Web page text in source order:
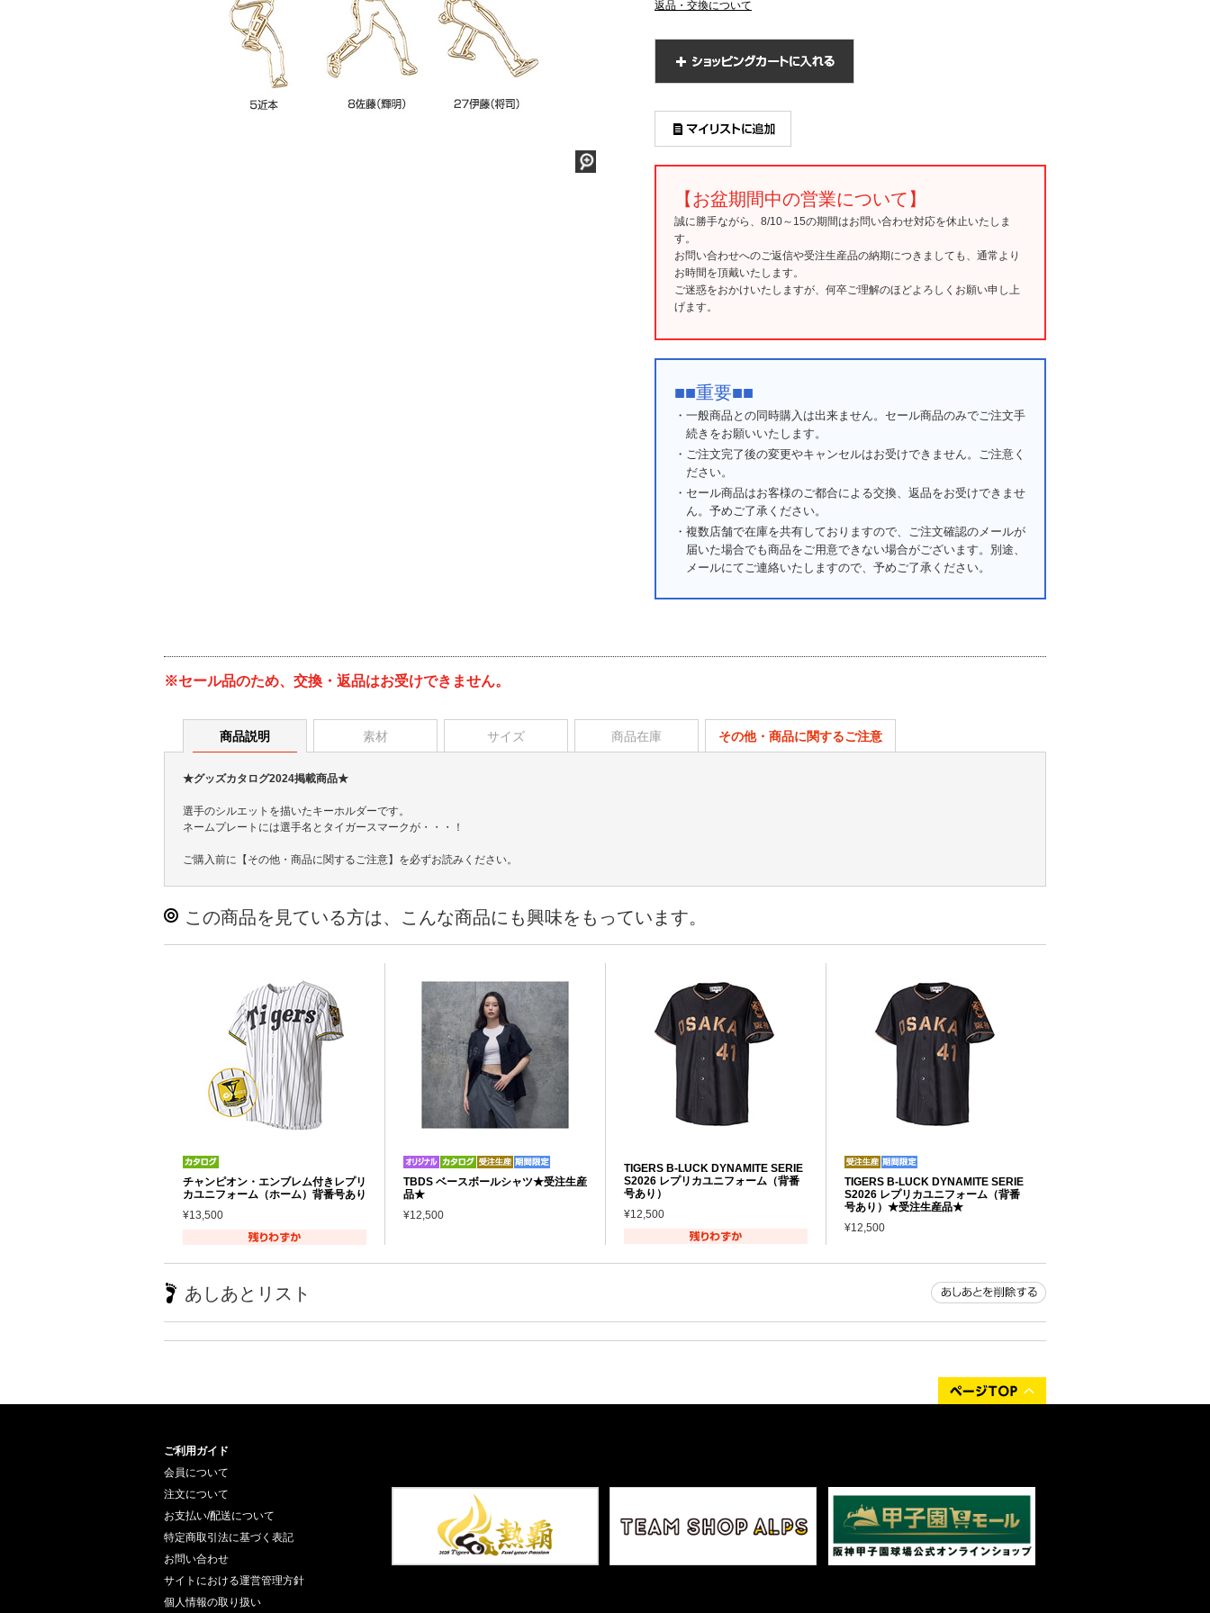
返品・交換について
【お盆期間中の営業について】
誠に勝手ながら、8/10～15の期間はお問い合わせ対応を休止いたしま
す。
お問い合わせへのご返信や受注生産品の納期につきましても、通常より
お時間を頂戴いたします。
ご迷惑をおかけいたしますが、何卒ご理解のほどよろしくお願い申し上
げます。
■■重要■■
・一般商品との同時購入は出来ません。セール商品のみでご注文手
続きをお願いいたします。
・ご注文完了後の変更やキャンセルはお受けできません。ご注意く
ださい。
・セール商品はお客様のご都合による交換、返品をお受けできませ
ん。予めご了承ください。
・複数店舗で在庫を共有しておりますので、ご注文確認のメールが
届いた場合でも商品をご用意できない場合がございます。別途、
メールにてご連絡いたしますので、予めご了承ください。
※セール品のため、交換・返品はお受けできません。
商品説明 素材 サイズ 商品在庫 その他・商品に関するご注意
★グッズカタログ2024掲載商品★
選手のシルエットを描いたキーホルダーです。
ネームプレートには選手名とタイガースマークが・・・！
ご購入前に【その他・商品に関するご注意】を必ずお読みください。
この商品を見ている方は、こんな商品にも興味をもっています。
チャンピオン・エンブレム付きレプリ
カユニフォーム（ホーム）背番号あり
¥13,500
TBDS ベースボールシャツ★受注生産
品★
¥12,500
TIGERS B-LUCK DYNAMITE SERIE
S2026 レプリカユニフォーム（背番
号あり）
¥12,500
TIGERS B-LUCK DYNAMITE SERIE
S2026 レプリカユニフォーム（背番
号あり）★受注生産品★
¥12,500
あしあとリスト
ご利用ガイド
会員について
注文について
お支払い/配送について
特定商取引法に基づく表記
お問い合わせ
サイトにおける運営管理方針
個人情報の取り扱い